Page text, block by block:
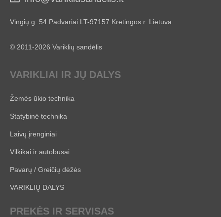
Vingių g. 54 Padvariai LT-97157 Kretingos r. Lietuva
© 2011-2026 Variklių sandėlis
VARIKLIAI IR JŲ DALYS
Žemės ūkio technika
Statybinė technika
Laivų įrenginiai
Vilkikai ir autobusai
Pavarų / Greičių dėžės
VARIKLIŲ DALYS
PREKĖS IR SERVISAS